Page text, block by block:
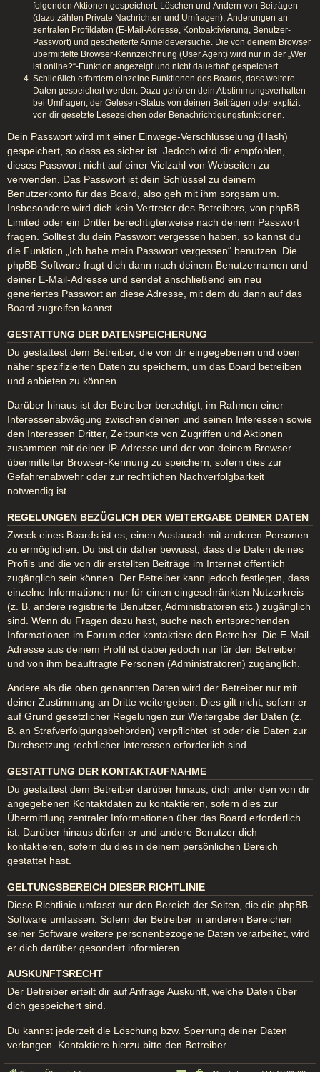
folgenden Aktionen gespeichert: Löschen und Ändern von Beiträgen
(dazu zählen Private Nachrichten und Umfragen), Änderungen an
zentralen Profildaten (E-Mail-Adresse, Kontoaktivierung, Benutzer-
Passwort) und gescheiterte Anmeldeversuche. Die von deinem Browser
übermittelte Browser-Kennzeichnung (User Agent) wird nur in der „Wer
ist online?“-Funktion angezeigt und nicht dauerhaft gespeichert.
Schließlich erfordern einzelne Funktionen des Boards, dass weitere
Daten gespeichert werden. Dazu gehören dein Abstimmungsverhalten
bei Umfragen, der Gelesen-Status von deinen Beiträgen oder explizit
von dir gesetzte Lesezeichen oder Benachrichtigungsfunktionen.
Dein Passwort wird mit einer Einwege-Verschlüsselung (Hash)
gespeichert, so dass es sicher ist. Jedoch wird dir empfohlen,
dieses Passwort nicht auf einer Vielzahl von Webseiten zu
verwenden. Das Passwort ist dein Schlüssel zu deinem
Benutzerkonto für das Board, also geh mit ihm sorgsam um.
Insbesondere wird dich kein Vertreter des Betreibers, von phpBB
Limited oder ein Dritter berechtigterweise nach deinem Passwort
fragen. Solltest du dein Passwort vergessen haben, so kannst du
die Funktion „Ich habe mein Passwort vergessen“ benutzen. Die
phpBB-Software fragt dich dann nach deinem Benutzernamen und
deiner E-Mail-Adresse und sendet anschließend ein neu
generiertes Passwort an diese Adresse, mit dem du dann auf das
Board zugreifen kannst.
GESTATTUNG DER DATENSPEICHERUNG
Du gestattest dem Betreiber, die von dir eingegebenen und oben
näher spezifizierten Daten zu speichern, um das Board betreiben
und anbieten zu können.
Darüber hinaus ist der Betreiber berechtigt, im Rahmen einer
Interessenabwägung zwischen deinen und seinen Interessen sowie
den Interessen Dritter, Zeitpunkte von Zugriffen und Aktionen
zusammen mit deiner IP-Adresse und der von deinem Browser
übermittelter Browser-Kennung zu speichern, sofern dies zur
Gefahrenabwehr oder zur rechtlichen Nachverfolgbarkeit
notwendig ist.
REGELUNGEN BEZÜGLICH DER WEITERGABE DEINER DATEN
Zweck eines Boards ist es, einen Austausch mit anderen Personen
zu ermöglichen. Du bist dir daher bewusst, dass die Daten deines
Profils und die von dir erstellten Beiträge im Internet öffentlich
zugänglich sein können. Der Betreiber kann jedoch festlegen, dass
einzelne Informationen nur für einen eingeschränkten Nutzerkreis
(z. B. andere registrierte Benutzer, Administratoren etc.) zugänglich
sind. Wenn du Fragen dazu hast, suche nach entsprechenden
Informationen im Forum oder kontaktiere den Betreiber. Die E-Mail-
Adresse aus deinem Profil ist dabei jedoch nur für den Betreiber
und von ihm beauftragte Personen (Administratoren) zugänglich.
Andere als die oben genannten Daten wird der Betreiber nur mit
deiner Zustimmung an Dritte weitergeben. Dies gilt nicht, sofern er
auf Grund gesetzlicher Regelungen zur Weitergabe der Daten (z.
B. an Strafverfolgungsbehörden) verpflichtet ist oder die Daten zur
Durchsetzung rechtlicher Interessen erforderlich sind.
GESTATTUNG DER KONTAKTAUFNAHME
Du gestattest dem Betreiber darüber hinaus, dich unter den von dir
angegebenen Kontaktdaten zu kontaktieren, sofern dies zur
Übermittlung zentraler Informationen über das Board erforderlich
ist. Darüber hinaus dürfen er und andere Benutzer dich
kontaktieren, sofern du dies in deinem persönlichen Bereich
gestattet hast.
GELTUNGSBEREICH DIESER RICHTLINIE
Diese Richtlinie umfasst nur den Bereich der Seiten, die die phpBB-
Software umfassen. Sofern der Betreiber in anderen Bereichen
seiner Software weitere personenbezogene Daten verarbeitet, wird
er dich darüber gesondert informieren.
AUSKUNFTSRECHT
Der Betreiber erteilt dir auf Anfrage Auskunft, welche Daten über
dich gespeichert sind.
Du kannst jederzeit die Löschung bzw. Sperrung deiner Daten
verlangen. Kontaktiere hierzu bitte den Betreiber.